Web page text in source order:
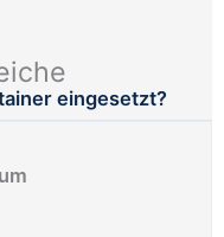
eingesetzt?